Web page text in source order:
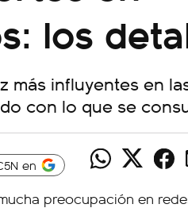
los
más influyentes en
con lo que se
en